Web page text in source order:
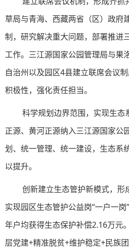
草局与青海、西藏两省（区）政府
制，研究解决重大问题，部署推进
工作。三江源国家公园管理局与果
自治州以及园区4县建立联席会议
积极性，强化责任担当。
科学规划边界范围，实现生态
正源、黄河正源纳入三江源国家公
划、统一管理、统一建设，生态系
以提升。
创新建立生态管护新模式，形
实现园区生态管护公益岗“一户一
年户均获得生态保护补偿2.16万元
层党建+精准脱贫+维护稳定+民族